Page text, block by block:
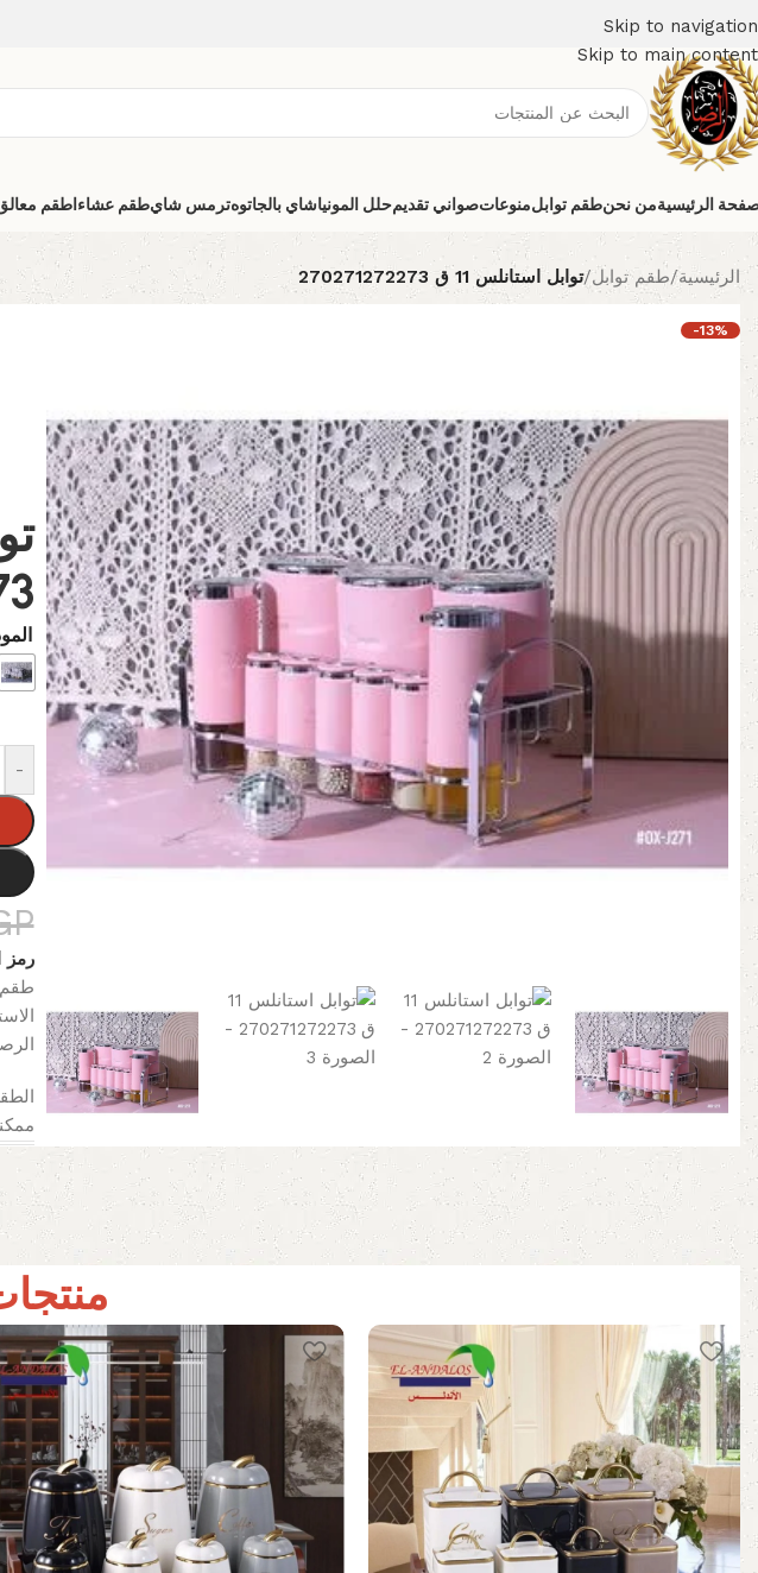
Skip to navigation
Skip to main content
الرئيسيةمن نحنطقم توابلمنوعاتصواني تقديمحلل المونياشاي بالجاتوهترمس شايطقم عشاء اطقم
الرئيسية/طقم توابل/توابل استانلس 11 ق 270271272273
-13%
-
رمز
طقم